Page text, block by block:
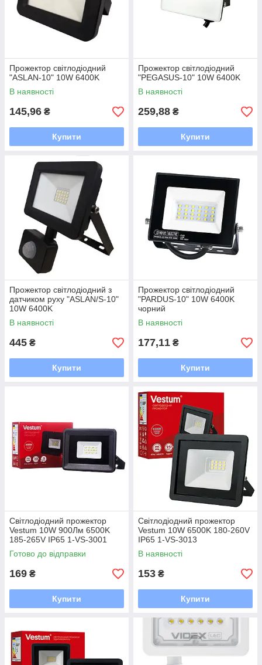
Прожектор світлодіодний
"ASLAN-10" 10W 6400K
В наявності
145,96 ₴
Купити
Прожектор світлодіодний
"PEGASUS-10" 10W 6400K
В наявності
259,88 ₴
Купити
Прожектор світлодіодний з
датчиком руху "ASLAN/S-10"
10W 6400K
В наявності
445 ₴
Купити
Прожектор світлодіодний
"PARDUS-10" 10W 6400K
чорний
В наявності
177,11 ₴
Купити
Світлодіодний прожектор
Vestum 10W 900Лм 6500K
185-265V IP65 1-VS-3001
Готово до відправки
169 ₴
Купити
Світлодіодний прожектор
Vestum 10W 6500K 180-260V
IP65 1-VS-3013
В наявності
153 ₴
Купити